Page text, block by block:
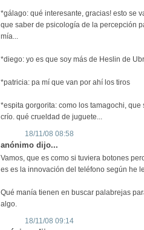
*gálago: qué interesante, gracias! esto se
que saber de psicología de la percepción
mía...
*diego: yo es que soy más de Heslin de
*patricia: pa mí que van por ahí los tiros
*espita gorgorita: como los tamagochi,
crío. qué crueldad de juguete...
18/11/08 08:58
anónimo dijo...
Vamos, que es como si tuviera botones
es es la innovación del teléfono según he
Qué manía tienen en buscar palabrejas
algo.
18/11/08 09:14